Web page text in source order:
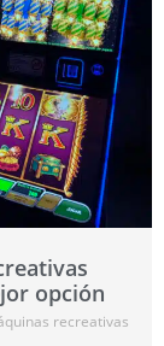
opción
recreativas